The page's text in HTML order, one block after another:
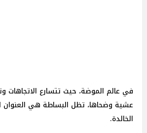
في عالم الموضة، حيث تتسارع الاتجاهات
عشية وضحاها، تظل البساطة هي العنوان
الخالدة.